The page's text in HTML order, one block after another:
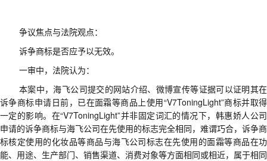
争议焦点与法院观点：
诉争商标是否应予以无效。
一审中，法院认为：
本案中，海飞公司提交的网站介绍、微博宣传等证据可以证明其在
诉争商标申请日前，已在面霜等商品上使用“V7ToningLight”商标并取得
一定的影响。在“V7ToningLight”并非固定词汇的情况下，韩惠娇人公司
申请的诉争商标与海飞公司在先使用的标志完全相同，难谓巧合，诉争商
标核定使用的化妆品等商品与海飞公司标志在先使用的面霜等商品在功
能、用途、生产部门、销售渠道、消费对象等方面相同或相近，属于相同